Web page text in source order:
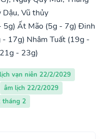
Dậu, Vũ thủy
5g) Ất Mão (5g - 7g) Đinh
- 17g) Nhâm Tuất (19g -
- 23g)
lịch vạn niên 22/2/2029
âm lịch 22/2/2029
tháng 2